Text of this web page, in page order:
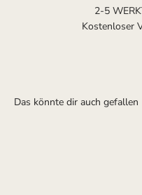
2-5
Kostenloser